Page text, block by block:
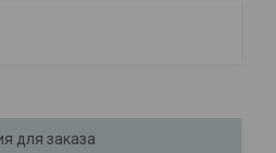
для заказа